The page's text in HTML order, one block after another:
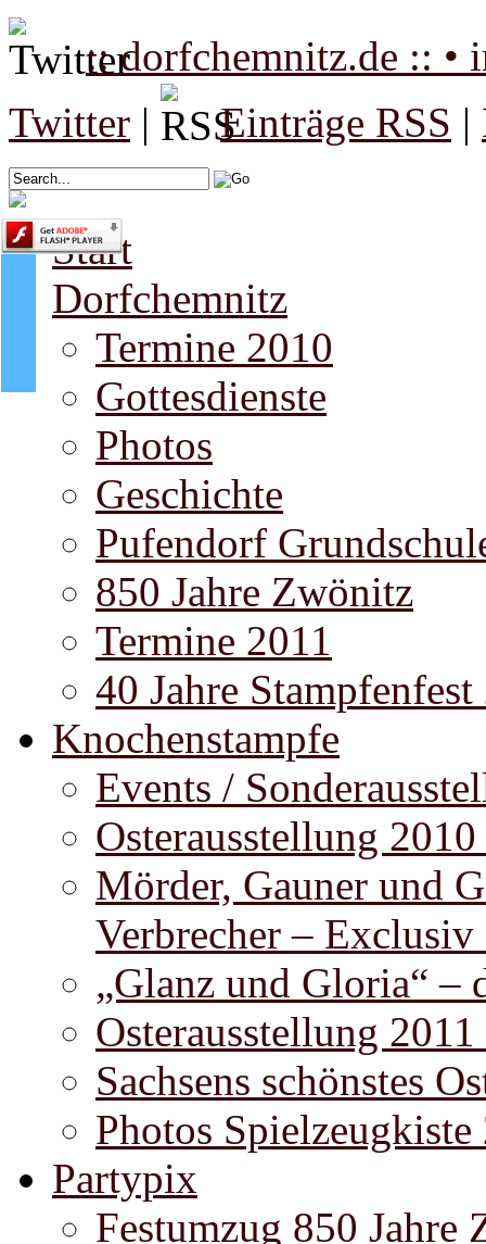
:: dorfchemnitz.de :: •
Twitter | Einträge RSS |
Start
Dorfchemnitz
Termine 2010
Gottesdienste
Photos
Geschichte
Pufendorf
850 Jahre Zwönitz
Termine 2011
40 Jahre Stampfenfest
Knochenstampfe
Events /
Osterausstellung
Mörder, Gauner und
Verbrecher –
„Glanz und Gloria“ –
Osterausstellung
Sachsens schönstes
Photos
Partypix
Festumzug 850 Jahre